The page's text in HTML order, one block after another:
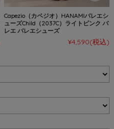
Capezio（カペジオ）HANAMIバレエシ
ューズChild（2037C）ライトピンク バ
レエ バレエシューズ
¥4,590(税込)